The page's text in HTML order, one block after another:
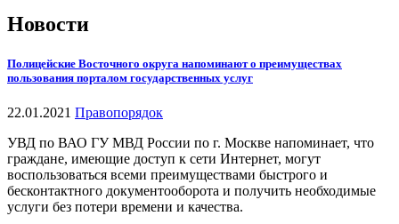
Новости
Полицейские Восточного округа напоминают о преимуществах
пользования порталом государственных услуг
22.01.2021 Правопорядок
УВД по ВАО ГУ МВД России по г. Москве напоминает, что
граждане, имеющие доступ к сети Интернет, могут
воспользоваться всеми преимуществами быстрого и
бесконтактного документооборота и получить необходимые
услуги без потери времени и качества.